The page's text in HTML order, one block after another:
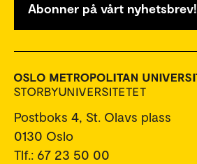
Abonner på vårt nyhetsbrev!
Postboks 4, St. Olavs plass
0130 Oslo
Tlf.: 67 23 50 00